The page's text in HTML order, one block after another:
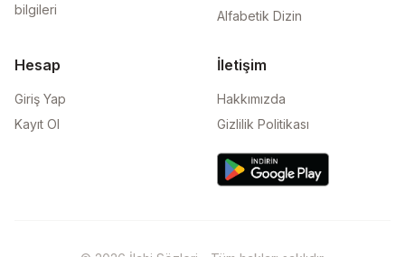
bilgileri
Alfabetik Dizin
Hesap
Giriş Yap
Kayıt Ol
İletişim
Hakkımızda
Gizlilik Politikası